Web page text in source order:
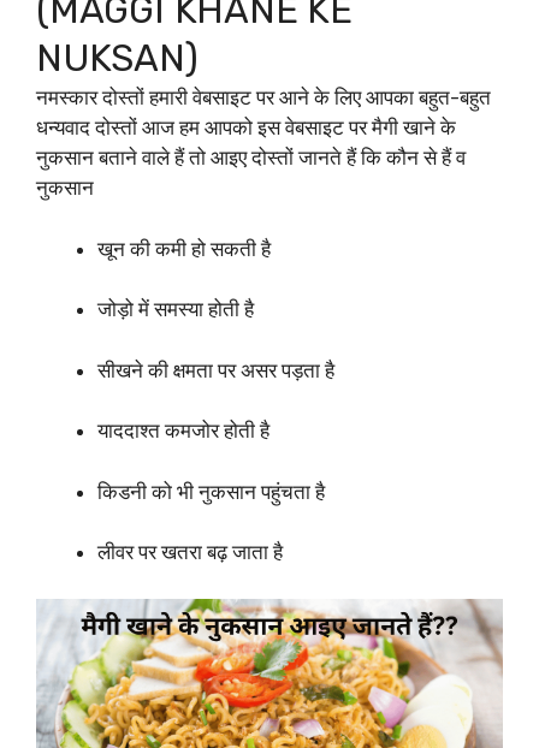
(MAGGI KHANE KE
NUKSAN)
नमस्कार दोस्तों हमारी वेबसाइट पर आने के लिए आपका बहुत-बहुत
धन्यवाद दोस्तों आज हम आपको इस वेबसाइट पर मैगी खाने के
नुकसान बताने वाले हैं तो आइए दोस्तों जानते हैं कि कौन से हैं व
नुकसान
खून की कमी हो सकती है
जोड़ो में समस्या होती है
सीखने की क्षमता पर असर पड़ता है
याददाश्त कमजोर होती है
किडनी को भी नुकसान पहुंचता है
लीवर पर खतरा बढ़ जाता है